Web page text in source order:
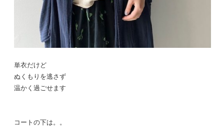
単衣だけど
ぬくもりを逃さず
温かく過ごせます
コートの下は。。